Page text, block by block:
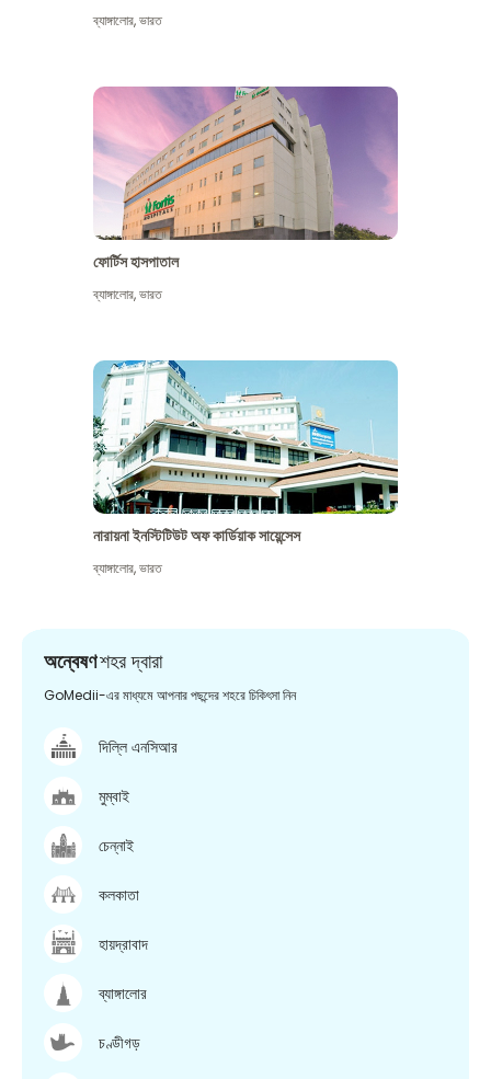
ব্যাঙ্গালোর,ভারত
ফোর্টিস হাসপাতাল
ব্যাঙ্গালোর,ভারত
নারায়না ইনস্টিটিউট অফ কার্ডিয়াক সায়েন্সেস
ব্যাঙ্গালোর,ভারত
অন্বেষণশহর দ্বারা
GoMedii-এর মাধ্যমে আপনার পছন্দের শহরে চিকিৎসা নিন
দিল্লি এনসিআর
মুম্বাই
চেন্নাই
কলকাতা
হায়দ্রাবাদ
ব্যাঙ্গালোর
চণ্ডীগড়